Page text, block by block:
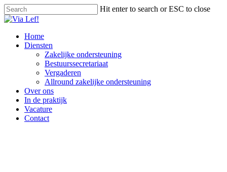
Skip
to
content
Hit enter to search or ESC to close
Close
Menu
Home
Diensten
Zakelijke ondersteuning
Bestuurssecretariaat
Vergaderen
Allround zakelijke ondersteuning
Over ons
In de praktijk
Vacature
Contact